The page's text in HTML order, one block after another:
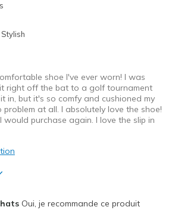
Stylish
shoe I've ever worn! I was
right off the bat to a golf tournament
in, but it's so comfy and cushioned my
at all. I absolutely love the shoe!
would purchase again. I love the slip in
Oui, je recommande ce produit